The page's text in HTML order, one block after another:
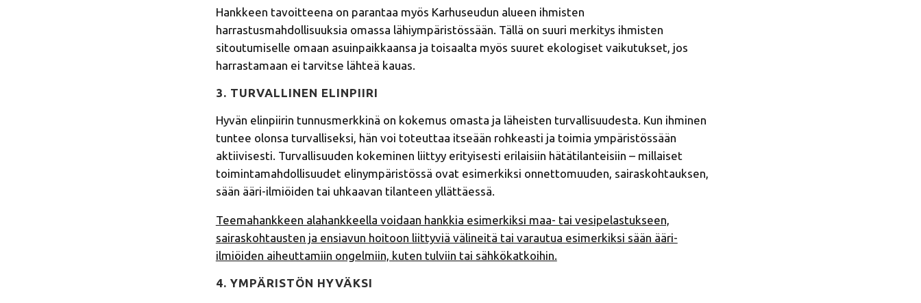
Hankkeen tavoitteena on parantaa myös Karhuseudun alueen ihmisten
harrastusmahdollisuuksia omassa lähiympäristössään. Tällä on suuri merkitys ihmisten
sitoutumiselle omaan asuinpaikkaansa ja toisaalta myös suuret ekologiset vaikutukset, jos
harrastamaan ei tarvitse lähteä kauas.
3. TURVALLINEN ELINPIIRI
Hyvän elinpiirin tunnusmerkkinä on kokemus omasta ja läheisten turvallisuudesta. Kun ihminen
tuntee olonsa turvalliseksi, hän voi toteuttaa itseään rohkeasti ja toimia ympäristössään
aktiivisesti. Turvallisuuden kokeminen liittyy erityisesti erilaisiin hätätilanteisiin – millaiset
toimintamahdollisuudet elinympäristössä ovat esimerkiksi onnettomuuden, sairaskohtauksen,
sään ääri-ilmiöiden tai uhkaavan tilanteen yllättäessä.
Teemahankkeen alahankkeella voidaan hankkia esimerkiksi maa- tai vesipelastukseen,
sairaskohtausten ja ensiavun hoitoon liittyviä välineitä tai varautua esimerkiksi sään ääri-
ilmiöiden aiheuttamiin ongelmiin, kuten tulviin tai sähkökatkoihin.
4. YMPÄRISTÖN HYVÄKSI